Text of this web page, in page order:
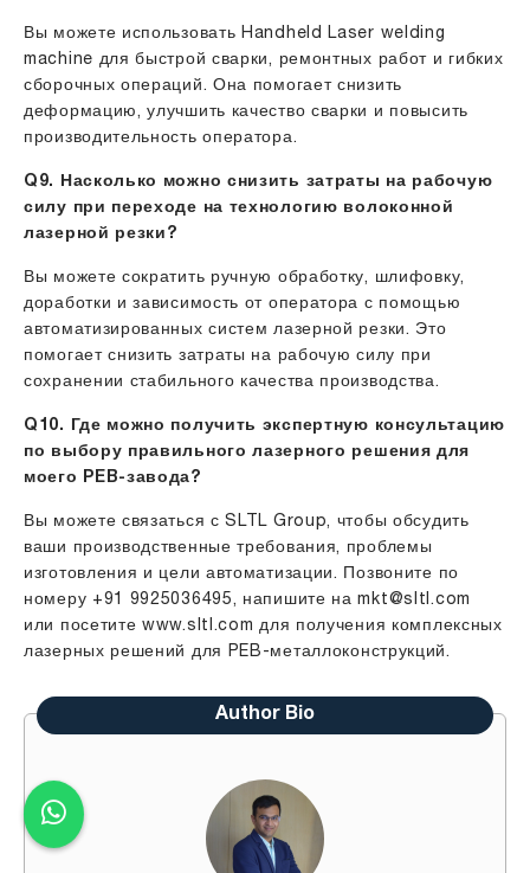
Вы можете использовать Handheld Laser welding
machine для быстрой сварки, ремонтных работ и гибких
сборочных операций. Она помогает снизить
деформацию, улучшить качество сварки и повысить
производительность оператора.
Q9. Насколько можно снизить затраты на рабочую
силу при переходе на технологию волоконной
лазерной резки?
Вы можете сократить ручную обработку, шлифовку,
доработки и зависимость от оператора с помощью
автоматизированных систем лазерной резки. Это
помогает снизить затраты на рабочую силу при
сохранении стабильного качества производства.
Q10. Где можно получить экспертную консультацию
по выбору правильного лазерного решения для
моего PEB-завода?
Вы можете связаться с SLTL Group, чтобы обсудить
ваши производственные требования, проблемы
изготовления и цели автоматизации. Позвоните по
номеру +91 9925036495, напишите на mkt@sltl.com
или посетите www.sltl.com для получения комплексных
лазерных решений для PEB-металлоконструкций.
Author Bio